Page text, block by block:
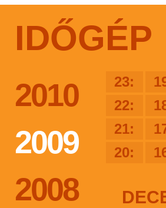
IDŐGÉP
2010
2009
2008
23:
22:
21:
20: